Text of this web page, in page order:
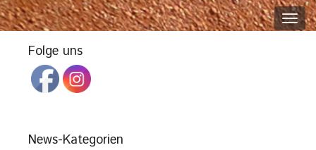
Folge uns
News-Kategorien